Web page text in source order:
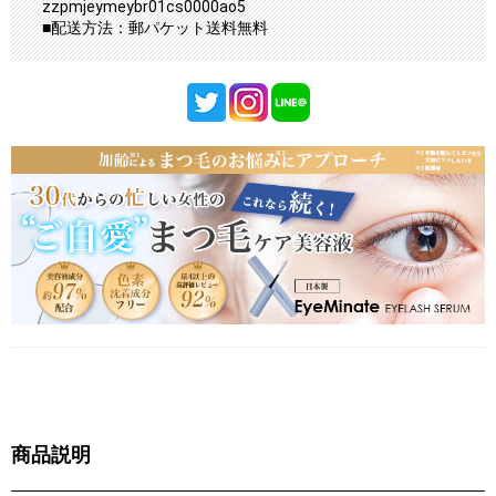
zzpmjeymeybr01cs0000ao5
■配送方法：郵パケット送料無料
商品説明